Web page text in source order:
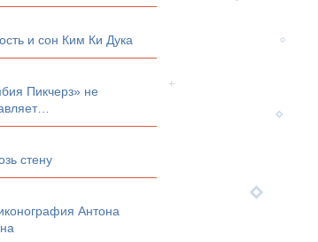
и сон Ким Ки Дука
Пикчерз» не
стену
Антона